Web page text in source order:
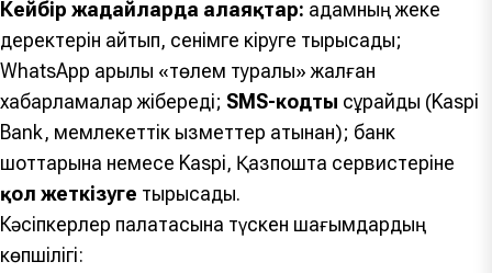
Кейбір жағдайларда алаяқтар: адамның жеке
деректерін айтып, сенімге кіруге тырысады;
WhatsApp арқылы «төлем туралы» жалған
хабарламалар жібереді; SMS-кодты сұрайды (Kaspi
Bank, мемлекеттік қызметтер атынан); банк
шоттарына немесе Kaspi, Қазпошта сервистеріне
қол жеткізуге тырысады.
Кәсіпкерлер палатасына түскен шағымдардың
көпшілігі: